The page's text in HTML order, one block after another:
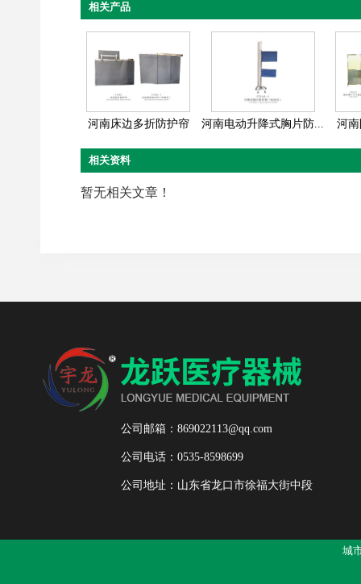
相关产品
河南床边多折防护帘 河南电动升降式胸片防... 河
相关资料
暂无相关文章！
公司邮箱：869022113@qq.com
公司电话：0535-8598699
公司地址：山东省龙口市徐福大街中段
城